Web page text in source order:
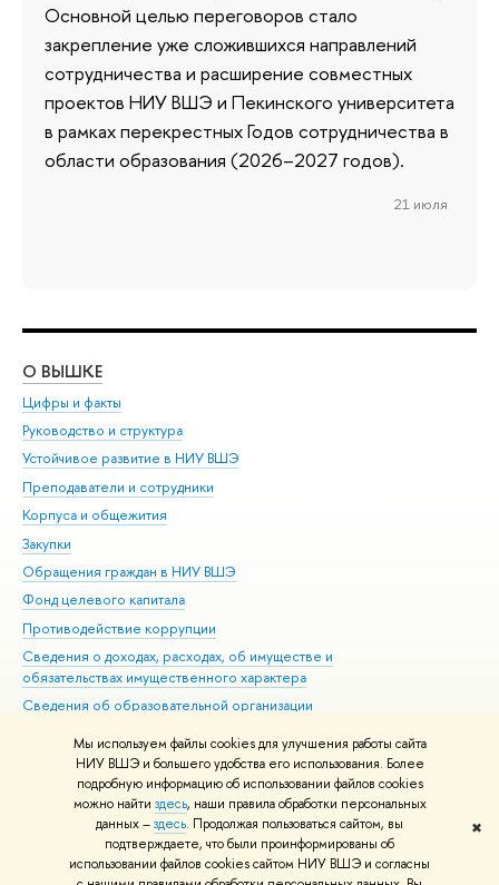
Мы используем файлы cookies для улучшения работы сайта
НИУ ВШЭ и большего удобства его использования. Более
подробную информацию об использовании файлов cookies
можно найти здесь, наши правила обработки персональных
данных –здесь. Продолжая пользоваться сайтом, вы
подтверждаете, что были проинформированы об
использовании файлов cookies сайтом НИУ ВШЭ и согласны
✖
Основной целью переговоров стало
закрепление уже сложившихся направлений
сотрудничества и расширение совместных
проектов НИУ ВШЭ и Пекинского университета
в рамках перекрестных Годов сотрудничества в
области образования (2026–2027 годов).
21 июля
О ВЫШКЕ
Цифры и факты
Руководство и структура
Устойчивое развитие в НИУ ВШЭ
Преподаватели и сотрудники
Корпуса и общежития
Закупки
Обращения граждан в НИУ ВШЭ
Фонд целевого капитала
Противодействие коррупции
Сведения о доходах, расходах, об имуществе и
обязательствах имущественного характера
Сведения об образовательной организации
Людям с ограниченными возможностями здоровья
Единая платежная страница
Работа в Вышке
© НИУ ВШЭ 1993–2026 Адреса и контакты Условия использования